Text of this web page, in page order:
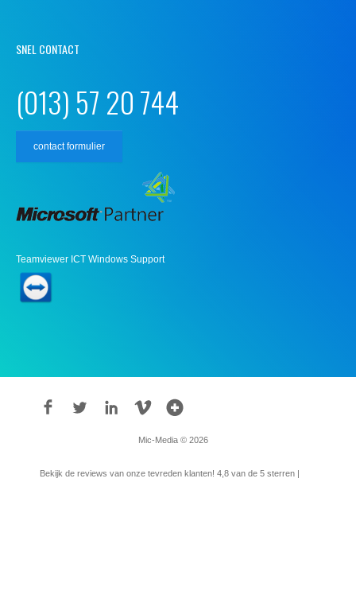
SNEL CONTACT
(013) 57 20 744
contact formulier
Teamviewer ICT Windows Support
Mic-Media © 2026
Bekijk de reviews van onze tevreden klanten! 4,8 van de 5 sterren |